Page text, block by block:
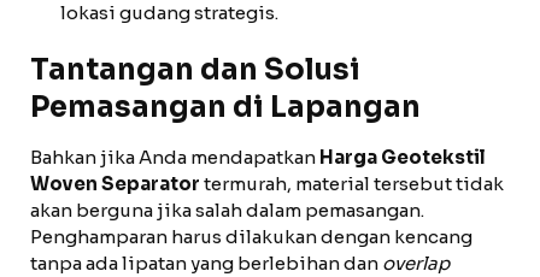
lokasi gudang strategis.
Tantangan dan Solusi
Pemasangan di Lapangan
Bahkan jika Anda mendapatkan Harga Geotekstil
Woven Separator termurah, material tersebut tidak
akan berguna jika salah dalam pemasangan.
Penghamparan harus dilakukan dengan kencang
tanpa ada lipatan yang berlebihan dan overlap